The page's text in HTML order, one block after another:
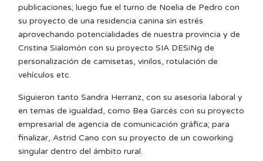
publicaciones; luego fue el turno de Noelia de Pedro con
su proyecto de una residencia canina sin estrés
aprovechando potencialidades de nuestra provincia y de
Cristina Sialomón con su proyecto SIA DESiNg de
personalización de camisetas, vinilos, rotulación de
vehículos etc.
Siguieron tanto Sandra Herranz, con su asesoría laboral y
en temas de igualdad, como Bea Garcés con su proyecto
empresarial de agencia de comunicación gráfica; para
finalizar, Astrid Cano con su proyecto de un coworking
singular dentro del ámbito rural.